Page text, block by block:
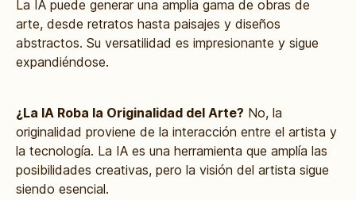
La IA puede generar una amplia gama de obras de
arte, desde retratos hasta paisajes y diseños
abstractos. Su versatilidad es impresionante y sigue
expandiéndose.
¿La IA Roba la Originalidad del Arte? No, la
originalidad proviene de la interacción entre el artista y
la tecnología. La IA es una herramienta que amplía las
posibilidades creativas, pero la visión del artista sigue
siendo esencial.